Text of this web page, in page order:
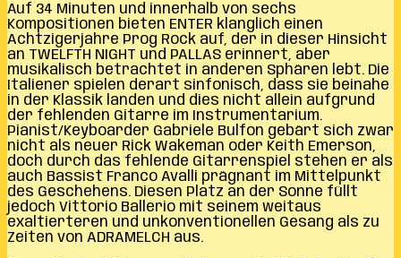
Auf 34 Minuten und innerhalb von sechs
Kompositionen bieten ENTER klanglich einen
Achtzigerjahre Prog Rock auf, der in dieser Hinsicht
an TWELFTH NIGHT und PALLAS erinnert, aber
musikalisch betrachtet in anderen Sphären lebt. Die
Italiener spielen derart sinfonisch, dass sie beinahe
in der Klassik landen und dies nicht allein aufgrund
der fehlenden Gitarre im Instrumentarium.
Pianist/Keyboarder Gabriele Bulfon gebärt sich zwar
nicht als neuer Rick Wakeman oder Keith Emerson,
doch durch das fehlende Gitarrenspiel stehen er als
auch Bassist Franco Avalli prägnant im Mittelpunkt
des Geschehens. Diesen Platz an der Sonne füllt
jedoch Vittorio Ballerio mit seinem weitaus
exaltierteren und unkonventionellen Gesang als zu
Zeiten von ADRAMELCH aus.